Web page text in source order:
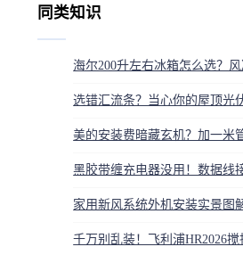
同类知识
海尔200升左右冰箱怎么选？
家用新风系统外机安装实景图